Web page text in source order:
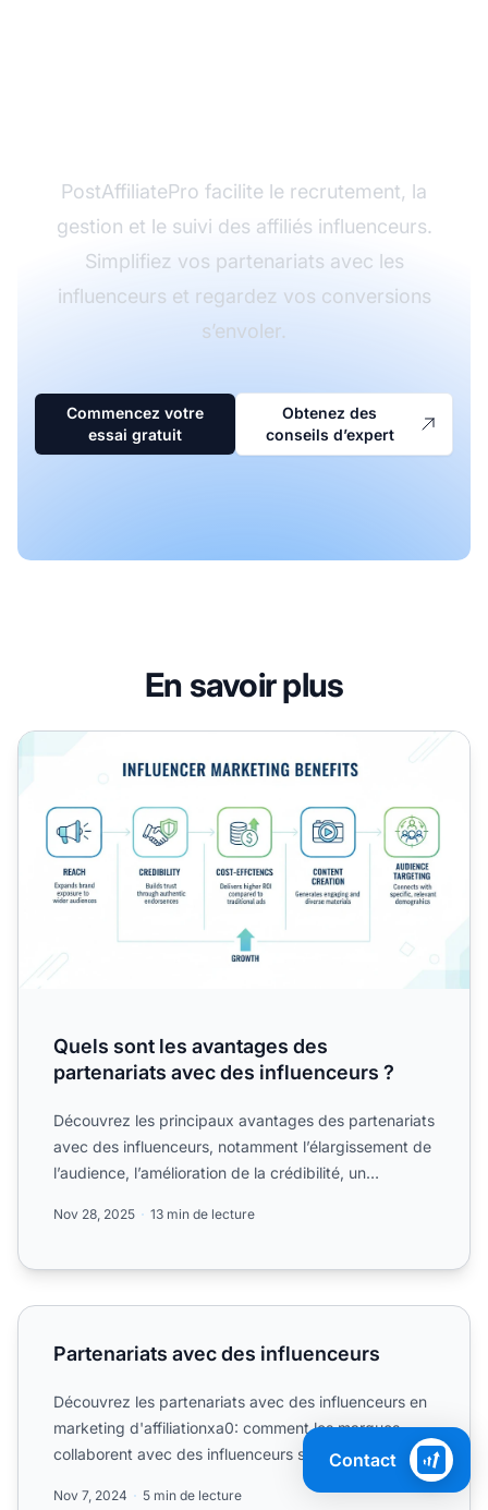
PostAffiliatePro facilite le recrutement, la
gestion et le suivi des affiliés influenceurs.
Simplifiez vos partenariats avec les
influenceurs et regardez vos conversions
s’envoler.
Commencez votre
essai gratuit
Obtenez des
conseils d’expert
En savoir plus
Quels sont les avantages des partenariats avec des
Quels sont les avantages des
partenariats avec des influenceurs ?
Découvrez les principaux avantages des partenariats
avec des influenceurs, notamment l’élargissement de
l’audience, l’amélioration de la crédibilité, un
Nov 28, 2025 13 min de lecture
Partenariats avec des influenceurs
Partenariats avec des influenceurs
Découvrez les partenariats avec des influenceurs en
marketing d'affiliationxa0: comment les marques
collaborent avec des influenceurs sur les réseaux
Nov 7, 2024 5 min de lecture
Contact